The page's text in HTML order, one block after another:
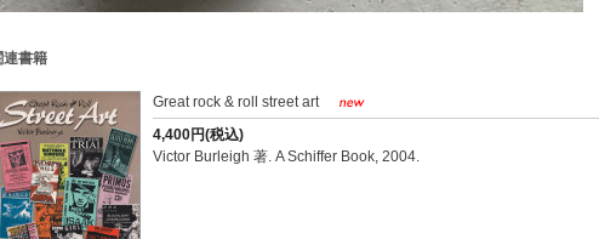
連書籍
Great rock & roll street art
4,400円(税込)
Victor Burleigh 著. A Schiffer Book, 2004.